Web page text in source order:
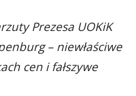
Prezesa UOKiK
– niewłaściwe
cen i fałszywe